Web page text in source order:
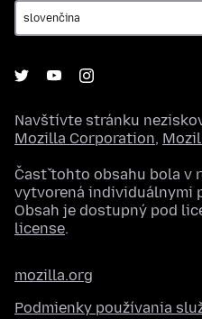
Navštívte stránku
Mozilla Corporation,
Časť tohto obsahu bola v
vytvorená individuálnymi
Obsah je dostupný pod
license.
mozilla.org
Podmienky používania